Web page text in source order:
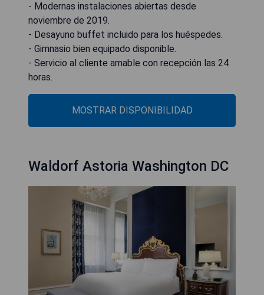
- Modernas instalaciones abiertas desde
noviembre de 2019.
- Desayuno buffet incluido para los huéspedes.
- Gimnasio bien equipado disponible.
- Servicio al cliente amable con recepción las 24
horas.
MOSTRAR DISPONIBILIDAD
Waldorf Astoria Washington DC